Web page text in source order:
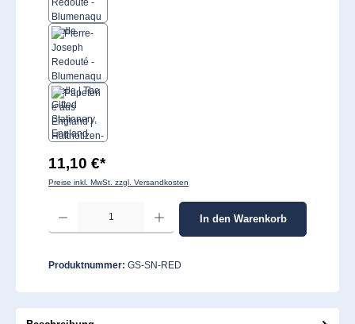
11,10 €*
Preise inkl. MwSt. zzgl. Versandkosten
Produkt Anzahl: Gib den gewünschten Wert ein oder benutze die Schaltflächen
In den Warenkorb
Produktnummer: GS-SN-RED